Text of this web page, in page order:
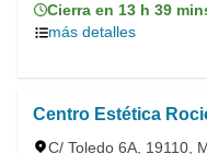
Cierra en 13 h 39
más detalles
Centro Estética
C/ Toledo 6A, 19110,